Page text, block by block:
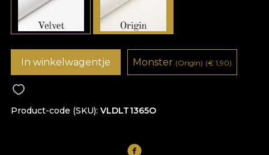
Product-code (SKU) VLDLT1365O
In winkelwagentje Monster (Origin) (€ 1,90)